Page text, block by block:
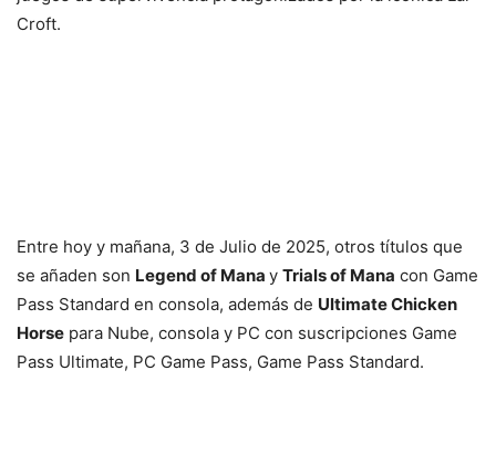
Croft.
Entre hoy y mañana, 3 de Julio de 2025, otros títulos que
se añaden son Legend of Mana y Trials of Mana con Game
Pass Standard en consola, además de Ultimate Chicken
Horse para Nube, consola y PC con suscripciones Game
Pass Ultimate, PC Game Pass, Game Pass Standard.